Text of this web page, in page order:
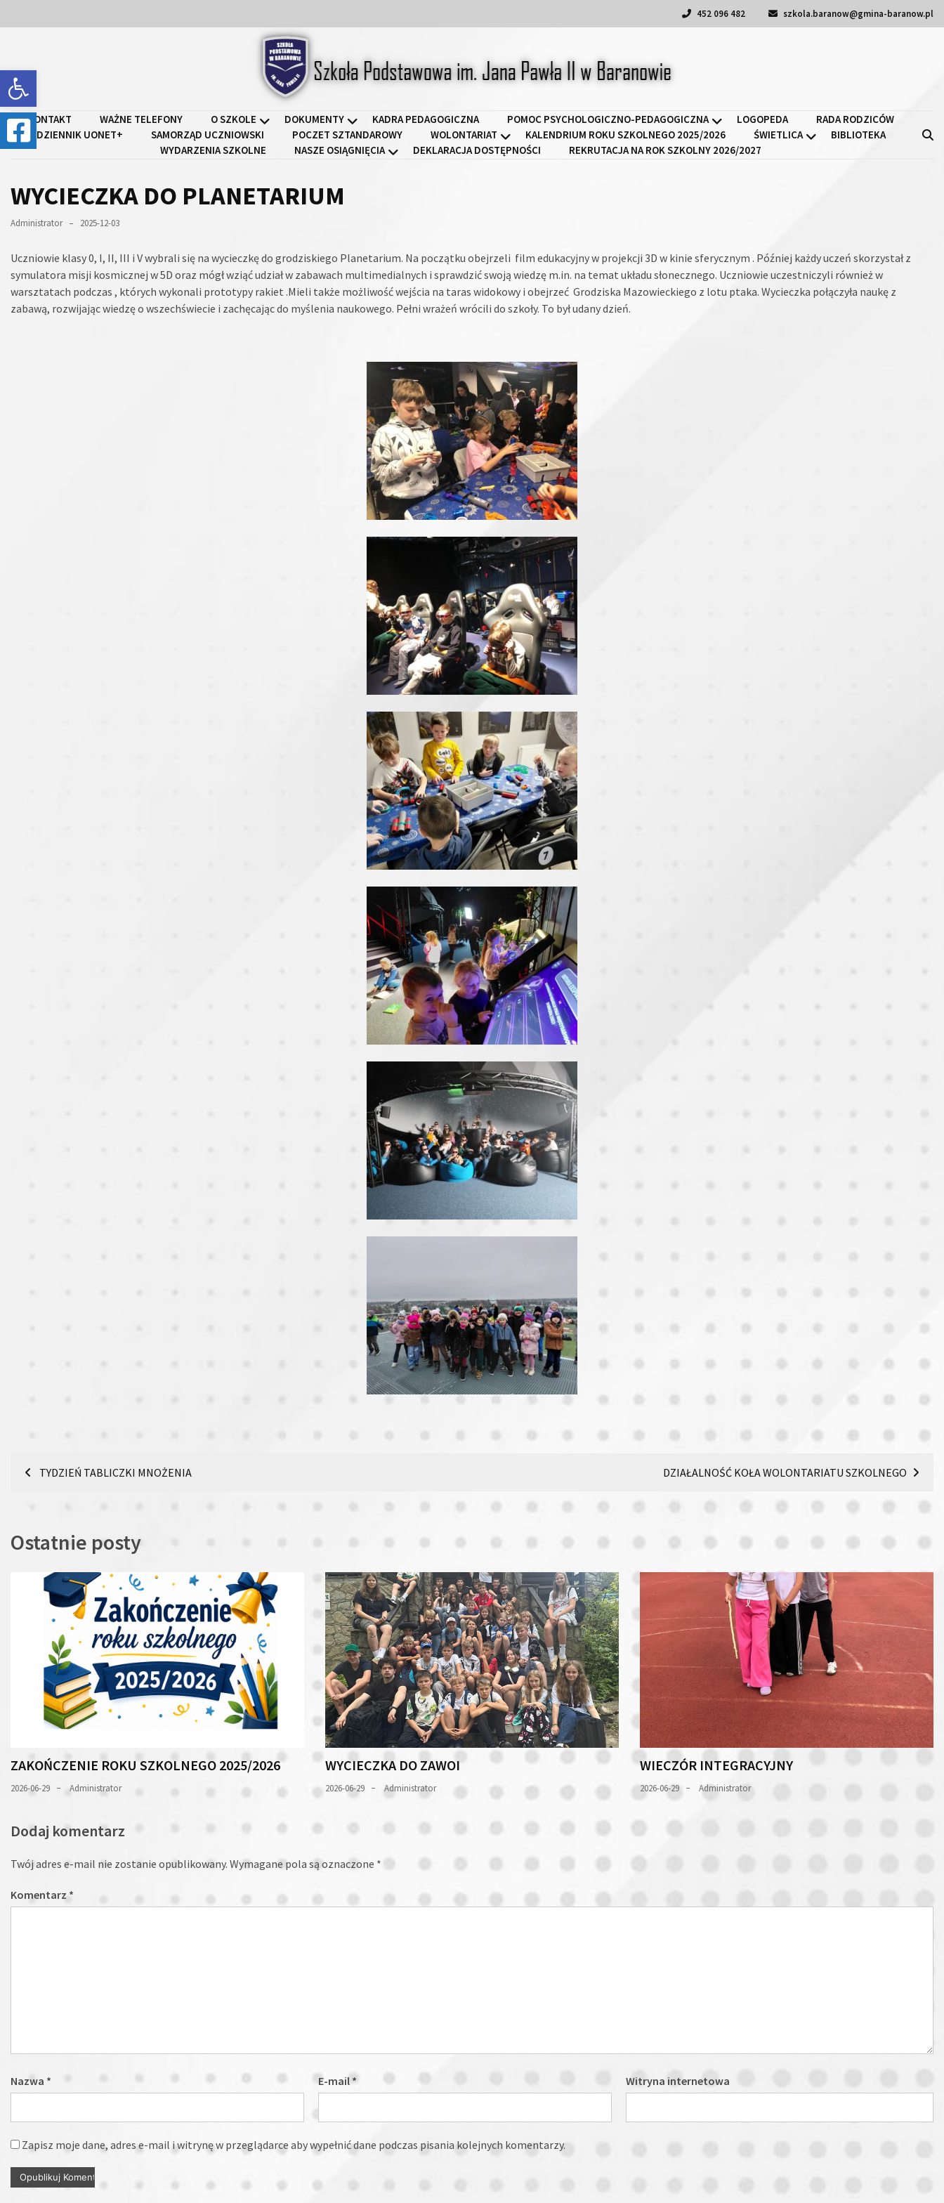
Open toolbar
to
to
452 096 482 szkola.baranow@gmina-baranow.pl
Szkoła Podstawowa im. Jana Pawła II w Baranowie
KONTAKT WAŻNE TELEFONY O SZKOLE DOKUMENTY KADRA PEDAGOGICZNA POMOC PSYCHOLOGICZNO-PEDAGOGICZNA LOGOPEDA
RADA RODZICÓW
DZIENNIK UONET+
SAMORZĄD UCZNIOWSKI POCZET SZTANDAROWY WOLONTARIAT KALENDRIUM ROKU SZKOLNEGO 2025/2026 ŚWIETLICA
BIBLIOTEKA
WYDARZENIA SZKOLNE
NASZE OSIĄGNIĘCIA DEKLARACJA DOSTĘPNOŚCI REKRUTACJA NA ROK SZKOLNY 2026/2027
WYCIECZKA DO PLANETARIUM
Administrator 2025-12-03
Uczniowie klasy 0, I, II, III i V wybrali się na wycieczkę do grodziskiego Planetarium. Na początku obejrzeli film edukacyjny w projekcji 3D w kinie sferycznym . Później każdy uczeń skorzystał z
symulatora misji kosmicznej w 5D oraz mógł wziąć udział w zabawach multimedialnych i sprawdzić swoją wiedzę m.in. na temat układu słonecznego. Uczniowie uczestniczyli również w
warsztatach podczas , których wykonali prototypy rakiet .Mieli także możliwość wejścia na taras widokowy i obejrzeć Grodziska Mazowieckiego z lotu ptaka. Wycieczka połączyła naukę z
zabawą, rozwijając wiedzę o wszechświecie i zachęcając do myślenia naukowego. Pełni wrażeń wrócili do szkoły. To był udany dzień.
Nawigacja
TYDZIEŃ TABLICZKI MNOŻENIA DZIAŁALNOŚĆ KOŁA WOLONTARIATU SZKOLNEGO
Ostatnie posty
ZAKOŃCZENIE ROKU SZKOLNEGO 2025/2026
2026-06-29 Administrator
WYCIECZKA DO ZAWOI
2026-06-29 Administrator
WIECZÓR INTEGRACYJNY
2026-06-29 Administrator
Dodaj komentarz
Twój adres e-mail nie zostanie opublikowany. Wymagane pola są oznaczone *
Komentarz *
Nazwa * E-mail* Witryna internetowa
Zapisz moje dane, adres e-mail i witrynę w przeglądarce aby wypełnić dane podczas pisania kolejnych komentarzy.